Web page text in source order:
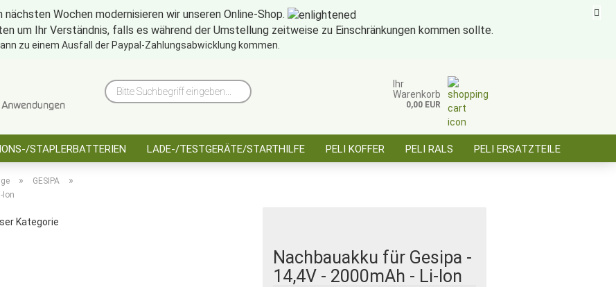
10 Jahre saarbatt Hinweise für öffentl. Auftraggeber, Behörden, BOS
Passwort
Passwort vergessen?
Bitte
Ihr
Warenkorb
0,00 EUR
nächsten Wochen modernisieren wir unseren Online-Shop.
um Ihr Verständnis, falls es während der Umstellung zeitweise zu Einschränkungen kommen sollte.
zu einem Ausfall der Paypal-Zahlungsabwicklung kommen.
STAPLERBATTERIEN LADE-/TESTGERÄTE/STARTHILFE PELI KOFFER PELI RALS PELI ERSATZTEILE
» GESIPA »
Ion
Kategorie
Nachbauakku für Gesipa -
14,4V - 2000mAh - Li-Ion